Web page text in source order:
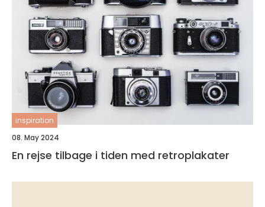
inspiration
08. May 2024
En rejse tilbage i tiden med retroplakater